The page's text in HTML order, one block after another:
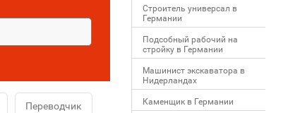
Переводчик
Строитель универсал в
Германии
Подсобный рабочий на
стройку в Германии
Машинист экскаватора в
Нидерландах
Каменщик в Германии